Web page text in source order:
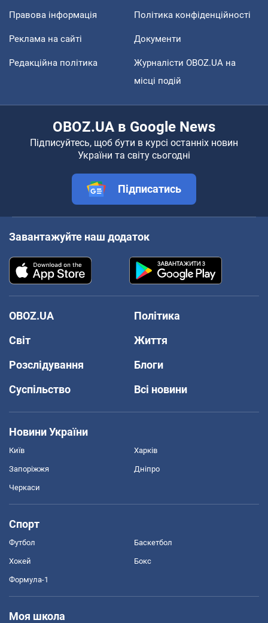
Правова інформація Політика конфіденційності
Реклама на сайті Документи
Редакційна політика
Журналісти OBOZ.UA на
місці подій
OBOZ.UA в Google News
Підписуйтесь, щоб бути в курсі останніх новин
України та світу сьогодні
Підписатись
Завантажуйте наш додаток
OBOZ.UA
Політика
Світ
Життя
Розслідування
Блоги
Суспільство
Всі новини
Новини України
Київ Харків
Запоріжжя Дніпро
Черкаси
Спорт
Футбол Баскетбол
Хокей Бокс
Формула-1
Моя школа